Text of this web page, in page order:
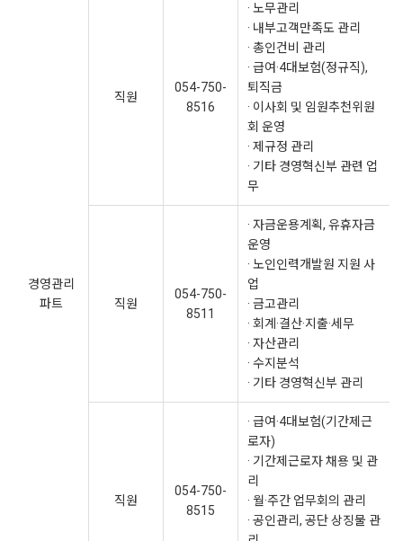
경영관리
파트
직원
054-750-
8516
· 노무관리
· 내부고객만족도 관리
· 총인건비 관리
· 급여·4대보험(정규직),
퇴직금
· 이사회 및 임원추천위원
회 운영
· 제규정 관리
· 기타 경영혁신부 관련 업
무
직원
054-750-
8511
· 자금운용계획, 유휴자금
운영
· 노인인력개발원 지원 사
업
· 금고관리
· 회계·결산·지출·세무
· 자산관리
· 수지분석
· 기타 경영혁신부 관리
직원
054-750-
8515
· 급여·4대보험(기간제근
로자)
· 기간제근로자 채용 및 관
리
· 월·주간 업무회의 관리
· 공인관리, 공단 상징물 관